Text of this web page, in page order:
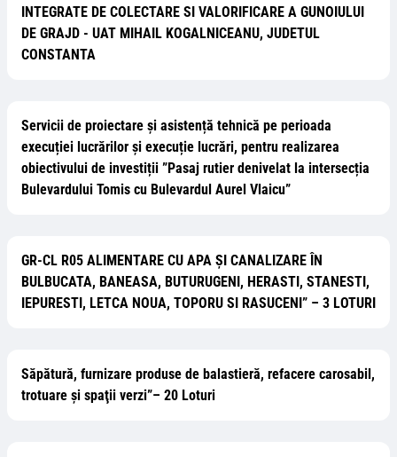
INTEGRATE DE COLECTARE SI VALORIFICARE A GUNOIULUI
DE GRAJD - UAT MIHAIL KOGALNICEANU, JUDETUL
CONSTANTA
Servicii de proiectare și asistență tehnică pe perioada
execuției lucrărilor și execuție lucrări, pentru realizarea
obiectivului de investiții ”Pasaj rutier denivelat la intersecția
Bulevardului Tomis cu Bulevardul Aurel Vlaicu”
GR-CL R05 ALIMENTARE CU APA ȘI CANALIZARE ÎN
BULBUCATA, BANEASA, BUTURUGENI, HERASTI, STANESTI,
IEPURESTI, LETCA NOUA, TOPORU SI RASUCENI” – 3 LOTURI
Săpătură, furnizare produse de balastieră, refacere carosabil,
trotuare și spaţii verzi”– 20 Loturi